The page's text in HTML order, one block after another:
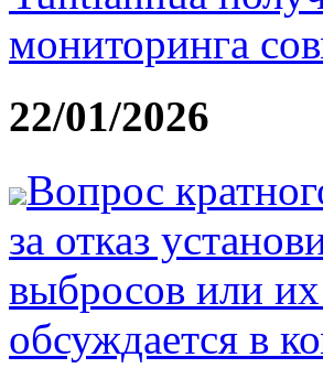
мониторинга
22/01/2026
Вопрос
за отказ
выбросов или
обсуждается в